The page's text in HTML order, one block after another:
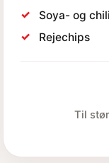
✓
Soya- og
✓
Rejechips
Til